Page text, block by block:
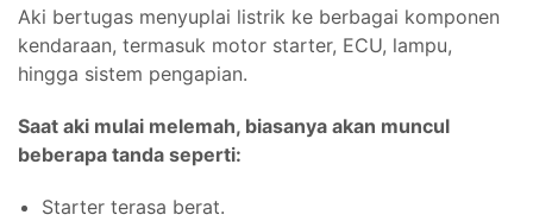
Aki bertugas menyuplai listrik ke berbagai komponen
kendaraan, termasuk motor starter, ECU, lampu,
hingga sistem pengapian.
Saat aki mulai melemah, biasanya akan muncul
beberapa tanda seperti:
Starter terasa berat.